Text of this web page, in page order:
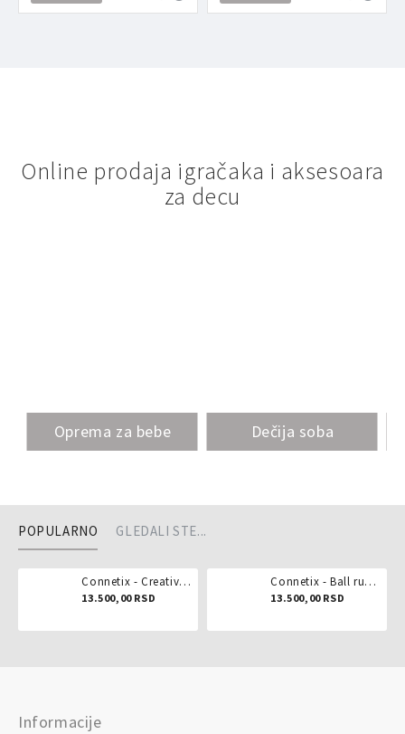
Online prodaja igračaka i aksesoara
za decu
Oprema za bebe Dečija soba
POPULARNO GLEDALI STE...
Connetix - Creative pack 102 dela
13.500,00 RSD
Connetix - Ball run pastel 106 delova
13.500,00 RSD
Informacije